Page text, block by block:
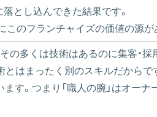
とし込んできた結果です。
のフランチャイズの価値の源が
多くは技術はあるのに集客・採
はまったく別のスキルだからで
す。つまり「職人の腕」はオーナ